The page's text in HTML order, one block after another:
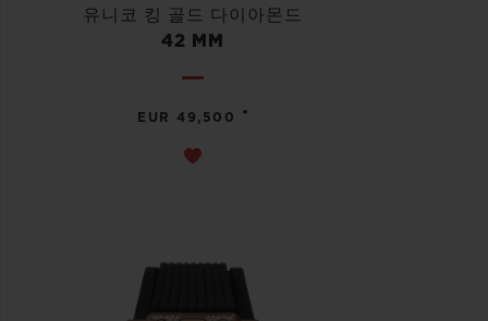
유니코 킹 골드 다이아몬드
42 MM
EUR 49,500 •